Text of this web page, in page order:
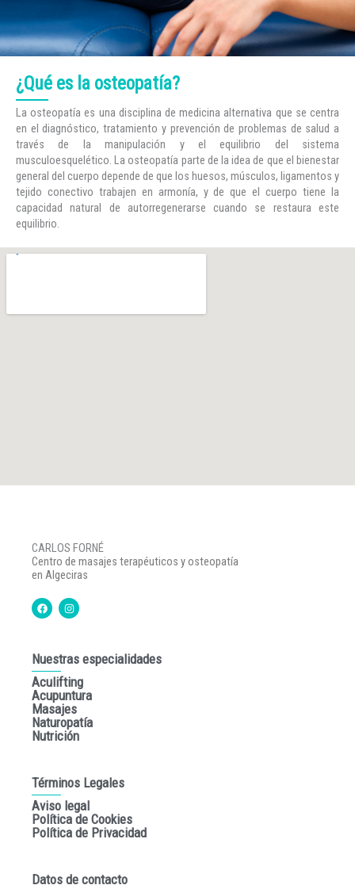
¿Qué es la osteopatía?
La osteopatía es una disciplina de medicina alternativa que se centra
en el diagnóstico, tratamiento y prevención de problemas de salud a
través de la manipulación y el equilibrio del sistema
musculoesquelético. La osteopatía parte de la idea de que el bienestar
general del cuerpo depende de que los huesos, músculos, ligamentos y
tejido conectivo trabajen en armonía, y de que el cuerpo tiene la
capacidad natural de autorregenerarse cuando se restaura este
equilibrio.
CARLOS FORNÉ
Centro de masajes terapéuticos y osteopatía
en Algeciras
a
c
e
k
n
s
t
a
Nuestras especialidades
Aculifting
Acupuntura
Masajes
Naturopatía
Nutrición
Términos Legales
Aviso legal
Política de Cookies
Política de Privacidad
Datos de contacto